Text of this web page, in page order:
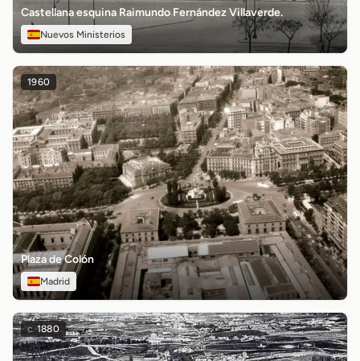
Castellana esquina Raimundo Fernández Villaverde.
Nuevos Ministerios
1960
Plaza de Colón
Madrid
c.1880